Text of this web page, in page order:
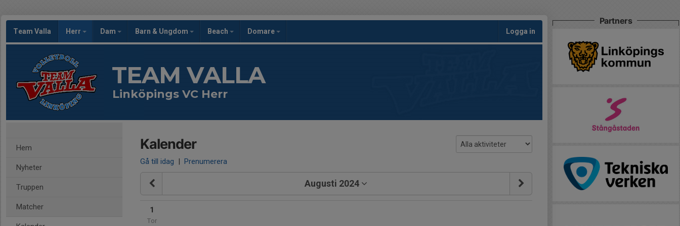
Team Valla Herr Dam Barn & Ungdom Beach Domare Logga in
TEAM VALLA
Linköpings VC Herr
Hem
Nyheter
Truppen
Matcher
Kalender
Gå till idag | Prenumerera
Augusti 2024
1
Tor
Partners